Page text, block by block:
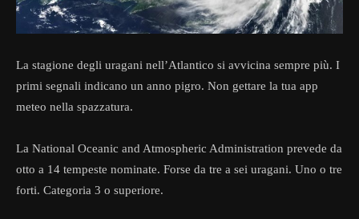
La stagione degli uragani nell’Atlantico si avvicina sempre più. I
primi segnali indicano un anno pigro. Non gettare la tua app
meteo nella spazzatura.
La National Oceanic and Atmospheric Administration prevede da
otto a 14 tempeste nominate. Forse da tre a sei uragani. Uno o tre
forti. Categoria 3 o superiore.